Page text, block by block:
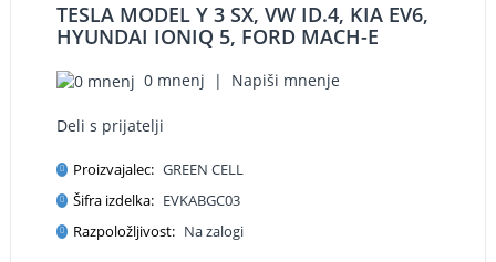
TESLA MODEL Y 3 SX, VW ID.4, KIA EV6,
HYUNDAI IONIQ 5, FORD MACH-E
0 mnenj | Napiši mnenje
Deli s prijatelji
Proizvajalec: GREEN CELL
Šifra izdelka: EVKABGC03
Razpoložljivost: Na zalogi